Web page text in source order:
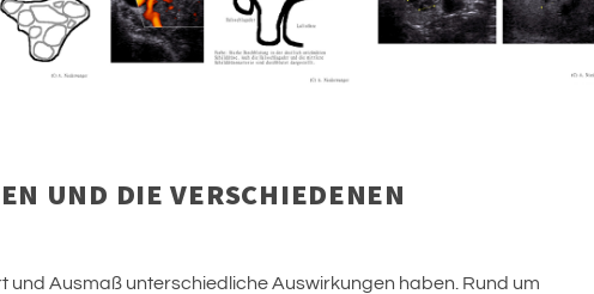
UND DIE VERSCHIEDENEN
und Ausmaß unterschiedliche Auswirkungen haben. Rund um